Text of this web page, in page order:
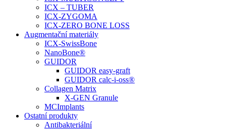
ICX – TUBER
ICX-ZYGOMA
ICX-ZERO BONE LOSS
Augmentační materiály
ICX-SwissBone
NanoBone®
GUIDOR
GUIDOR easy-graft
GUIDOR calc-i-oss®
Collagen Matrix
X-GEN Granule
MCImplants
Ostatní produkty
Antibakteriální